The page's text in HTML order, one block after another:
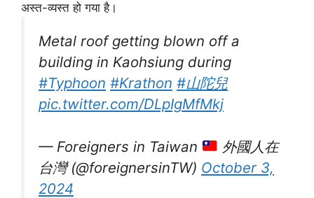
अस्त-व्यस्त हो गया है।
Metal roof getting blown off a
building in Kaohsiung during
#Typhoon #Krathon #山陀兒
pic.twitter.com/DLpIgMfMkj
— Foreigners in Taiwan
外國人在
台灣 (@foreignersinTW) October 3,
2024